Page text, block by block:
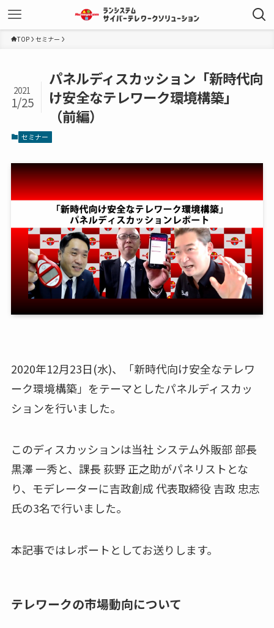
TOP セミナー
パネルディスカッション「新時代向
け安全なテレワーク環境構築」
（前編）
2021
1/25
セミナー
2020年12月23日(水)、「新時代向け安全なテレワ
ーク環境構築」をテーマとしたパネルディスカッ
ションを行いました。
このディスカッションは当社 システム外販部 部長
黒澤 一秀と、課長 荻野 正之助がパネリストとな
り、モデレーターに吉政創成 代表取締役 吉政 忠志
氏の3名で行いました。
本記事ではレポートとしてお送りします。
テレワークの市場動向について